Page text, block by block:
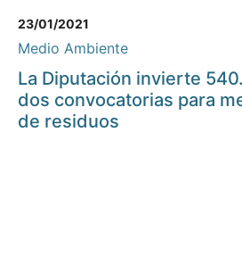
23/01/2021
Medio Ambiente
La Diputación invierte
dos convocatorias para
de residuos